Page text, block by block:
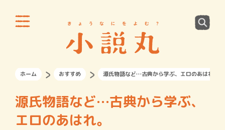
ホーム おすすめ 源氏物語など…古典から学ぶ、エロのあはれ。
源氏物語など…古典から学ぶ、
エロのあはれ。